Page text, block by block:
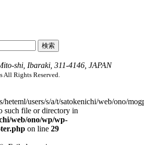
shi, Ibaraki, 311-4146, JAPAN
All Rights Reserved.
heteml/users/s/a/t/satokenichi/web/ono/
such file or directory in
web/ono/wp/wp-
on line 29